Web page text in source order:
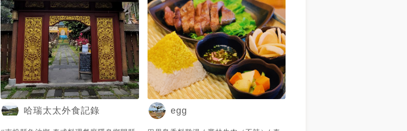
哈瑞太太外食記錄 egg